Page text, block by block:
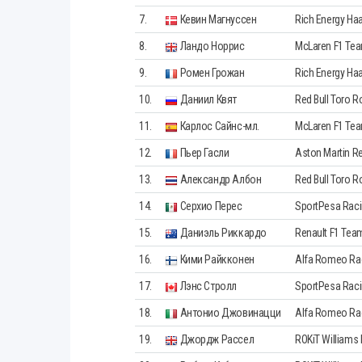
7. Кевин Магнуссен Rich Energy
8. Ландо Норрис McLaren F1
9. Ромен Грожан Rich Energy
10. Даниил Квят Red Bull Toro
11. Карлос Сайнс-мл. McLaren F1
12. Пьер Гасли Aston Martin
13. Александр Албон Red Bull Toro
14. Серхио Перес SportPesa
15. Даниэль Риккардо Renault F1
16. Кими Райкконен Alfa Romeo
17. Лэнс Стролл SportPesa
18. Антонио Джовинацци Alfa Romeo
19. Джордж Рассел ROKiT Williams